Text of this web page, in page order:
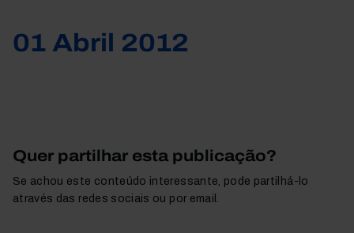
01 Abril 2012
Quer partilhar esta publicação?
Se achou este conteúdo interessante, pode partilhá-lo
através das redes sociais ou por email.